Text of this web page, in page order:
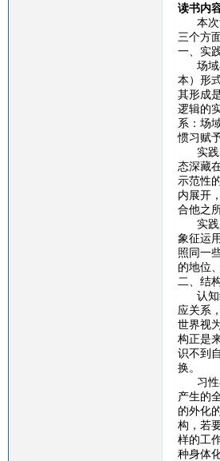
读书内
本次
三个方
一、实
场域
本）形
其形成
逻辑的
系：场
惯习赋
实践
态深藏
示范性
内展开
合他之
实践
象征运
照同一
的地位
二、结
认知
应关系
世界视
构正是
识不到
换。
习性
产生的
的外化
构，若
样的工
种身体